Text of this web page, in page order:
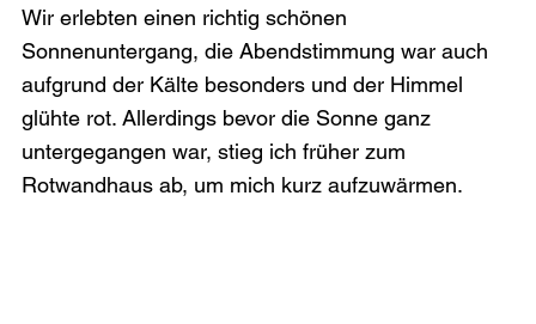
Wir erlebten einen richtig schönen
Sonnenuntergang, die Abendstimmung war auch
aufgrund der Kälte besonders und der Himmel
glühte rot. Allerdings bevor die Sonne ganz
untergegangen war, stieg ich früher zum
Rotwandhaus ab, um mich kurz aufzuwärmen.